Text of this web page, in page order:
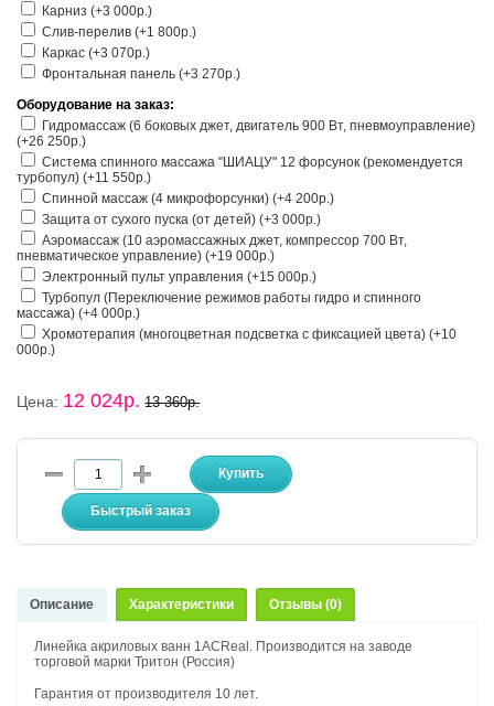
Карниз (+3 000р.)
Слив-перелив (+1 800р.)
Каркас (+3 070р.)
Фронтальная панель (+3 270р.)
Оборудование на заказ:
Гидромассаж (6 боковых джет, двигатель 900 Вт, пневмоуправление)
(+26 250р.)
Система спинного массажа "ШИАЦУ" 12 форсунок (рекомендуется
турбопул) (+11 550р.)
Спинной массаж (4 микрофорсунки) (+4 200р.)
Защита от сухого пуска (от детей) (+3 000р.)
Аэромассаж (10 аэромассажных джет, компрессор 700 Вт,
пневматическое управление) (+19 000р.)
Электронный пульт управления (+15 000р.)
Турбопул (Переключение режимов работы гидро и спинного
массажа) (+4 000р.)
Хромотерапия (многоцветная подсветка с фиксацией цвета) (+10
000р.)
Цена: 12 024р. 13 360р.
Описание Характеристики Отзывы (0)
Линейка акриловых ванн 1ACReal. Производится на заводе
торговой марки Тритон (Россия)
Гарантия от производителя 10 лет.